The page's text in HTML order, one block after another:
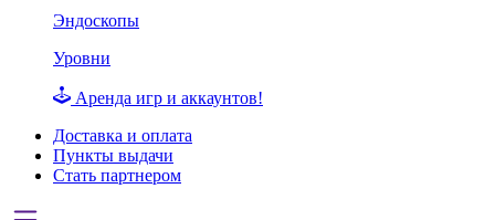
Эндоскопы
Уровни
Аренда игр и аккаунтов!
Доставка и оплата
Пункты выдачи
Стать партнером